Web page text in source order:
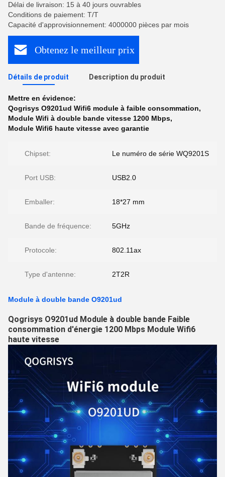
Délai de livraison: 15 à 40 jours ouvrables
Conditions de paiement: T/T
Capacité d'approvisionnement: 4000000 pièces par mois
Obtenez le meilleur prix
Détails de produit Description du produit
Mettre en évidence:
Qogrisys O9201ud Wifi6 module à faible consommation,
Module Wifi à double bande vitesse 1200 Mbps,
Module Wifi6 haute vitesse avec garantie
Chipset: Le numéro de série WQ9201S
Port USB: USB2.0
Emballer: 18*27 mm
Bande de fréquence: 5GHz
Protocole: 802.11ax
Type d'antenne: 2T2R
Module à double bande O9201ud
Qogrisys O9201ud Module à double bande Faible
consommation d'énergie 1200 Mbps Module Wifi6
haute vitesse